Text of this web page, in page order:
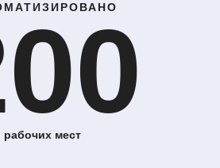
рабочих мест